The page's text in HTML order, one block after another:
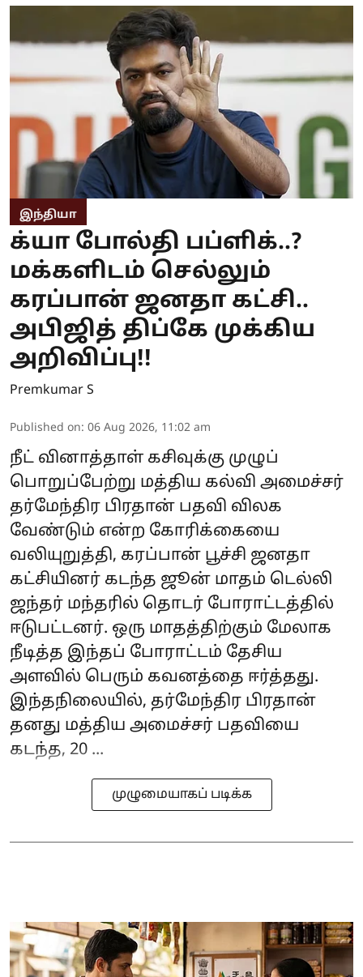
இந்தியா
க்யா போல்தி பப்ளிக்..?
மக்களிடம் செல்லும்
கரப்பான் ஜனதா கட்சி..
அபிஜித் திப்கே முக்கிய
அறிவிப்பு!!
Premkumar S
Published on: 06 Aug 2026, 11:02 am
நீட் வினாத்தாள் கசிவுக்கு முழுப்
பொறுப்பேற்று மத்திய கல்வி அமைச்சர்
தர்மேந்திர பிரதான் பதவி விலக
வேண்டும் என்ற கோரிக்கையை
வலியுறுத்தி, கரப்பான் பூச்சி ஜனதா
கட்சியினர் கடந்த ஜூன் மாதம் டெல்லி
ஜந்தர் மந்தரில் தொடர் போராட்டத்தில்
ஈடுபட்டனர். ஒரு மாதத்திற்கும் மேலாக
நீடித்த இந்தப் போராட்டம் தேசிய
அளவில் பெரும் கவனத்தை ஈர்த்தது.
இந்தநிலையில், தர்மேந்திர பிரதான்
தனது மத்திய அமைச்சர் பதவியை
கடந்த, 20 ...
முழுமையாகப் படிக்க